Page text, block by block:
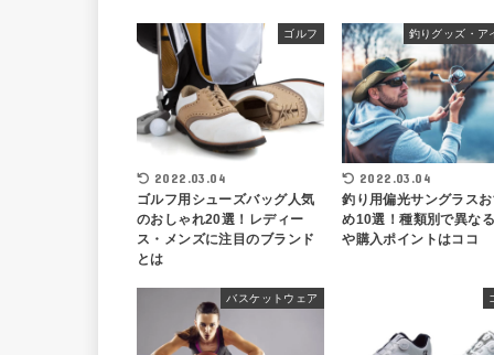
ゴルフ
2022.03.04
ゴルフ用シューズバッグ人気
のおしゃれ20選！レディー
ス・メンズに注目のブランド
とは
釣りグッズ・ア
2022.03.04
釣り用偏光サングラス
め10選！種類別で異な
や購入ポイントはココ
バスケットウェア